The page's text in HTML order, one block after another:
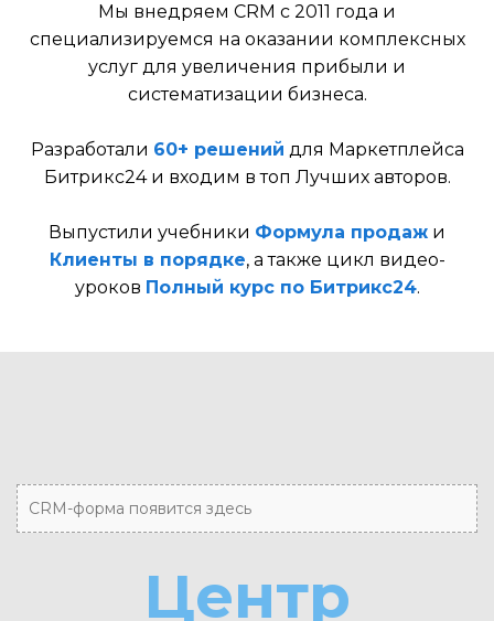
Мы внедряем CRM с 2011 года и
специализируемся на оказании комплексных
услуг для увеличения прибыли и
систематизации бизнеса.
Разработали 60+ решений для Маркетплейса
Битрикс24 и входим в топ Лучших авторов.
Выпустили учебники Формула продаж и
Клиенты в порядке, а также цикл видео-
уроков Полный курс по Битрикс24.
CRM-форма появится здесь
Центр